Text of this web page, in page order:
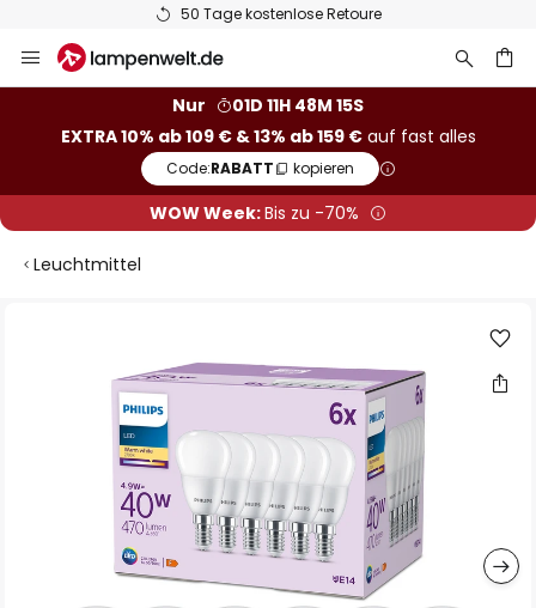
50 Tage kostenlose Retoure
Inhalt
Nur
01D 11H 48M 14S
EXTRA 10% ab 109 € & 13% ab 159 €auf fast alles
Code:RABATT kopieren
WOW Week:Bis zu -70%
Leuchtmittel